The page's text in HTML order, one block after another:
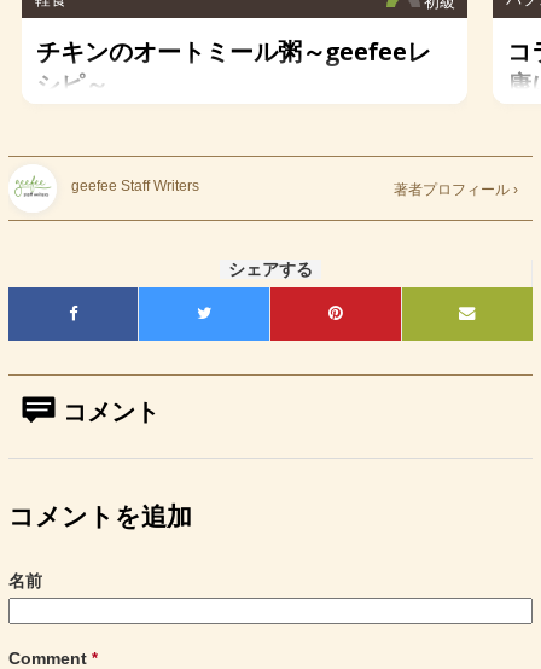
チキンのオートミール粥～geefeeレ
シピ～
コ
康
geefee Staff Writers 著者プロフィール ›
シェアする
コメント
コメントを追加
名前
Comment *